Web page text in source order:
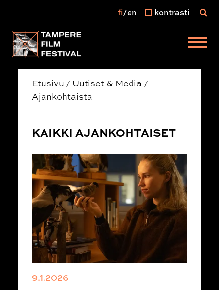
Päävalikko
fi en kontrasti
Etusivu / Uutiset & Media /
Ajankohtaista
KAIKKI AJANKOHTAISET
9.1.2026